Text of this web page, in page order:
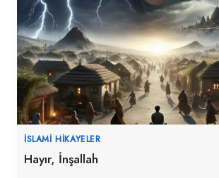
İSLAMI HIKAYELER
Hayır, İnşallah